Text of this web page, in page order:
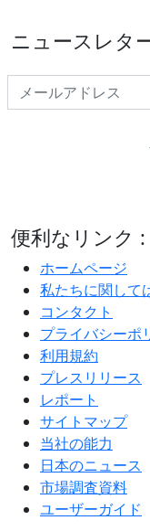
ニュースレタ
便利なリンク :
ホームページ
私たちに関して
コンタクト
プライバシーポ
利用規約
プレスリリース
レポート
サイトマップ
当社の能力
日本のニュース
市場調査資料
ユーザーガイド